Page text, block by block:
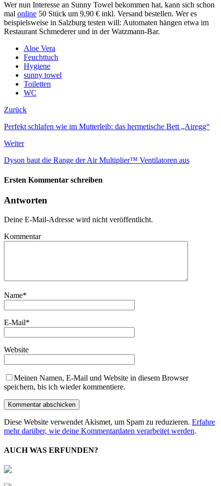
Wer nun Interesse an Sunny Towel bekommen hat, kann sich schon
mal online 50 Stück um 9,90 € inkl. Versand bestellen. Wer es
beispielsweise in Salzburg testen will: Automaten hängen etwa im
Restaurant Schmederer und in der Watzmann-Bar.
Aloe Vera
Feuchttuch
Hygiene
sunny towel
Toiletten
WC
Zurück
Perfekt schlafen wie im Mutterleib: das hermetische Bett „Airegg“
Weiter
Dyson baut die Range der Air Multiplier™ Ventilatoren aus
Ersten Kommentar schreiben
Antworten
Deine E-Mail-Adresse wird nicht veröffentlicht.
Kommentar
Name*
E-Mail*
Website
Meinen Namen, E-Mail und Website in diesem Browser
speichern, bis ich wieder kommentiere.
Diese Website verwendet Akismet, um Spam zu reduzieren. Erfahre
mehr darüber, wie deine Kommentardaten verarbeitet werden.
AUCH WAS ERFUNDEN?